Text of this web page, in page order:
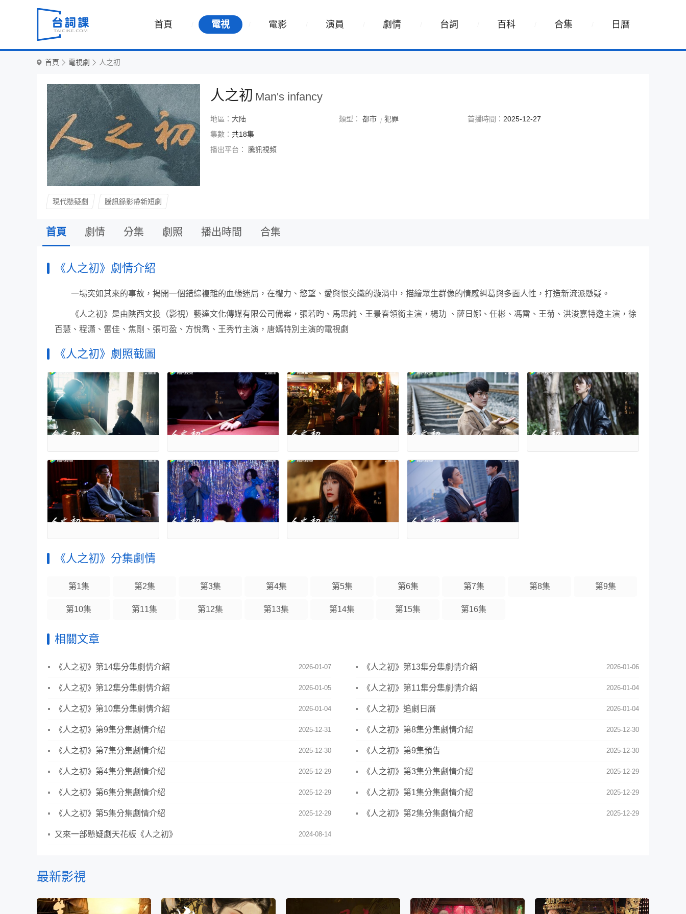
首頁 電視 電影 演員 劇情 台詞 百科 合集 日曆
首頁 電視劇 人之初
人之初 Man's infancy
地區： 大陆 類型： 都市 犯罪 首播時間： 2025-12-27
集數： 共18集
播出平台：
騰訊視頻
現代懸疑劇 騰訊錄影帶新短劇
首頁 劇情 分集 劇照 播出時間 合集
《人之初》劇情介紹
一場突如其來的事故，揭開一個錯綜複雜的血緣迷局，在權力、慾望、愛與恨交織的漩渦中，描繪眾生群像的情感糾葛與多面人性，打造新流派懸疑。
《人之初》是由陝西文投（影視）藝達文化傳媒有限公司備案，張若昀、馬思純、王景春領銜主演，楊玏 、薩日娜、任彬、馮雷、王菊、洪浚嘉特邀主演，徐
百慧、程瀟、雷佳、焦剛、張可盈、方悅喬、王秀竹主演，唐嫣特別主演的電視劇
《人之初》劇照截圖
《人之初》分集劇情
第1集 第2集 第3集 第4集 第5集 第6集 第7集 第8集 第9集
第10集 第11集 第12集 第13集 第14集 第15集 第16集
相關文章
2026-01-07
《人之初》第14集分集劇情介紹 2026-01-06
《人之初》第13集分集劇情介紹
2026-01-05
《人之初》第12集分集劇情介紹 2026-01-04
《人之初》第11集分集劇情介紹
2026-01-04
《人之初》第10集分集劇情介紹 2026-01-04
《人之初》追劇日曆
2025-12-31
《人之初》第9集分集劇情介紹 2025-12-30
《人之初》第8集分集劇情介紹
2025-12-30
《人之初》第7集分集劇情介紹 2025-12-30
《人之初》第9集預告
2025-12-29
《人之初》第4集分集劇情介紹 2025-12-29
《人之初》第3集分集劇情介紹
2025-12-29
《人之初》第6集分集劇情介紹 2025-12-29
《人之初》第1集分集劇情介紹
2025-12-29
《人之初》第5集分集劇情介紹 2025-12-29
《人之初》第2集分集劇情介紹
2024-08-14
又來一部懸疑劇天花板《人之初》
最新影視